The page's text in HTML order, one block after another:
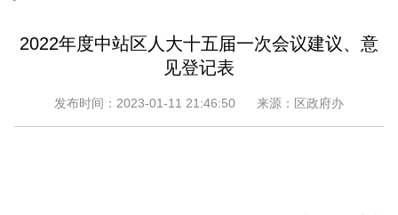
2022年度中站区人大十五届一次会议建议、意
见登记表
发布时间：2023-01-11 21:46:50 来源：区政府办